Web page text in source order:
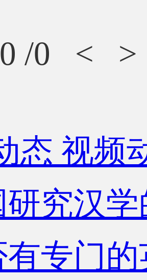
0 /0 < >
态 视频
研究汉
有专门